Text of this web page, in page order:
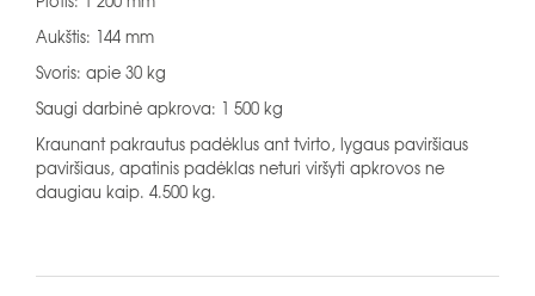
Aukštis: 144 mm
Svoris: apie 30 kg
Saugi darbinė apkrova: 1 500 kg
Kraunant pakrautus padėklus ant tvirto, lygaus paviršiaus
paviršiaus, apatinis padėklas neturi viršyti apkrovos ne
daugiau kaip. 4.500 kg.